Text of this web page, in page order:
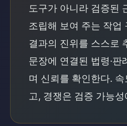
도구가 아니라 검증된
조립해 보여 주는 작업
결과의 진위를 스스로
문장에 연결된 법령·
며 신뢰를 확인한다.
고, 경쟁은 검증 가능